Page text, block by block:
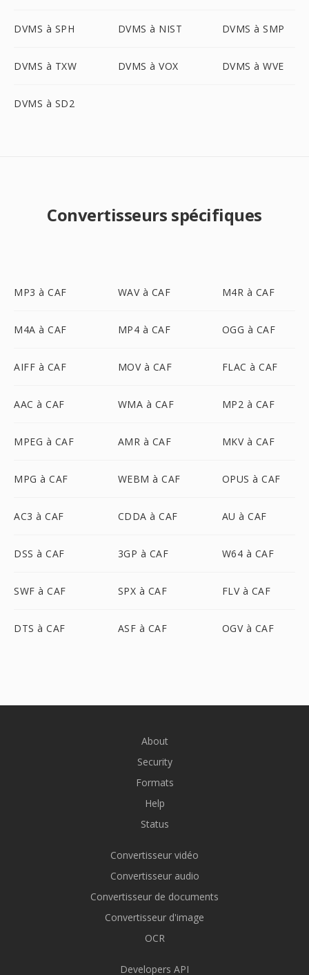
DVMS à SPH DVMS à NIST DVMS à SMP
DVMS à TXW DVMS à VOX DVMS à WVE
DVMS à SD2
Convertisseurs spécifiques
MP3 à CAF WAV à CAF M4R à CAF
M4A à CAF MP4 à CAF OGG à CAF
AIFF à CAF MOV à CAF FLAC à CAF
AAC à CAF WMA à CAF MP2 à CAF
MPEG à CAF AMR à CAF MKV à CAF
MPG à CAF WEBM à CAF OPUS à CAF
AC3 à CAF CDDA à CAF AU à CAF
DSS à CAF 3GP à CAF W64 à CAF
SWF à CAF SPX à CAF FLV à CAF
DTS à CAF ASF à CAF OGV à CAF
About
Security
Formats
Help
Status
Convertisseur vidéo
Convertisseur audio
Convertisseur de documents
Convertisseur d'image
OCR
Developers API